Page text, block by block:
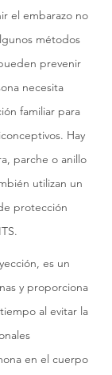
el embarazo no
métodos
prevenir
necesita
familiar para
Hay
parche o anillo
utilizan un
protección
es un
y proporciona
al evitar la
en el cuerpo